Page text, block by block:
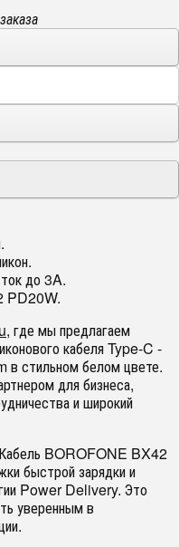
до 3A.
PD20W.
, где мы предлагаем
кабеля Type-C -
стильном белом цвете.
для бизнеса,
и широкий
Кабель BOROFONE BX42
быстрой зарядки и
Power Delivery. Это
уверенным в